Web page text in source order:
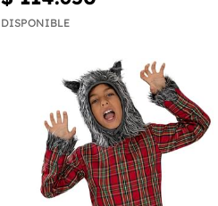
DISPONIBLE